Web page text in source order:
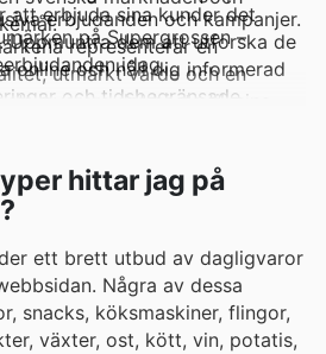
erbjudanden och kampanjer.
representerar en
utmärkt värde och en
leverera det bästa till sina
till förstahandsval för många
att erbjuda sina kunder det
Uppmuntra dem att utforska de
online och håll dig informerad
och tidsbegränsade
på Supergrossen –
idag.
hittar jag på
ett brett utbud av dagligvaror
Några av dessa
snacks, köksmaskiner, flingor,
växter, ost, kött, vin, potatis,